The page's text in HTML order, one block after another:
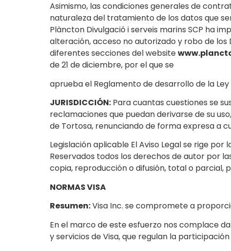
Asimismo, las condiciones generales de
naturaleza del tratamiento de los datos que
Plàncton Divulgació i serveis marins SCP ha
alteración, acceso no autorizado y robo de
diferentes secciones del website
de 21 de diciembre, por el que se
aprueba el Reglamento de desarrollo de la
JURISDICCIÓN: Para cuantas cuestiones se
reclamaciones que puedan derivarse de su
de Tortosa, renunciando de forma expresa a
Legislación aplicable El Aviso Legal se rige por
Reservados todos los derechos de autor por
copia, reproducción o difusión, total o parcial,
NORMAS VISA
Resumen:Visa Inc. se compromete a
En el marco de este esfuerzo nos complace
y servicios de Visa, que regulan la